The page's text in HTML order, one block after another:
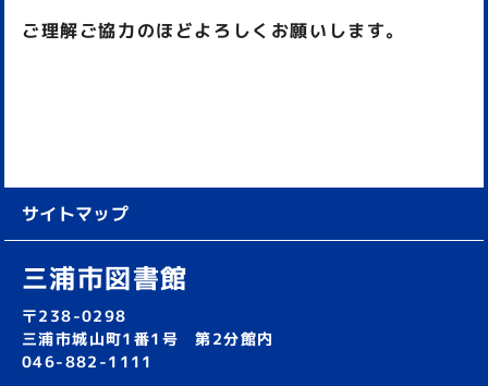
ご理解ご協力のほどよろしくお願いします。
サイトマップ
三浦市図書館
〒238-0298
三浦市城山町1番1号 第2分館内
046-882-1111